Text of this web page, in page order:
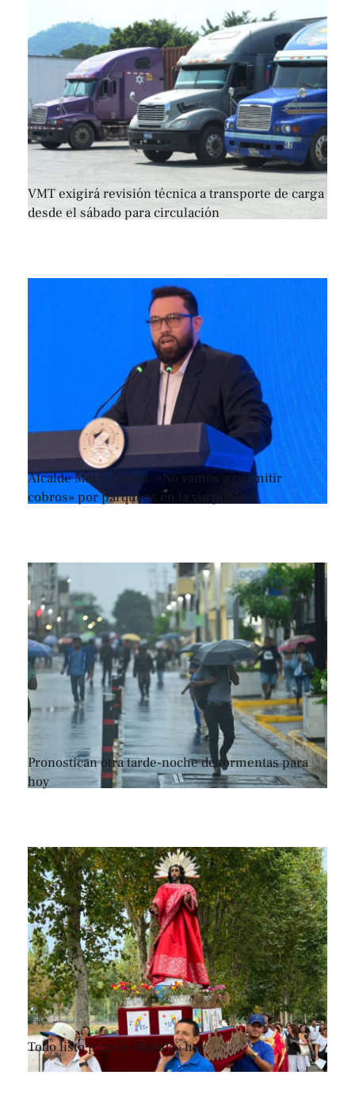
VMT exigirá revisión técnica a transporte de carga
desde el sábado para circulación
Alcalde Mario Durán: «No vamos a permitir
cobros» por parqueos en la vía pública
Pronostican otra tarde-noche de tormentas para
hoy
Todo listo para la «Bajada» hoy